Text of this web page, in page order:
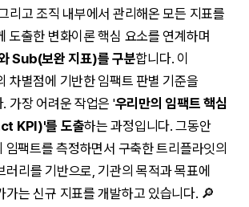
리고 조직 내부에서 관리해온 모든 지표를
도출한 변화이론 핵심 요소를 연계하며
Sub(보완 지표)를 구분합니다. 이
차별점에 기반한 임팩트 판별 기준을
가장 어려운 작업은 '우리만의 임팩트 핵심
KPI)'를 도출하는 과정입니다. 그동안
임팩트를 측정하면서 구축한 트리플라잇의
러리를 기반으로, 기관의 목적과 목표에
가는 신규 지표를 개발하고 있습니다. 🔎